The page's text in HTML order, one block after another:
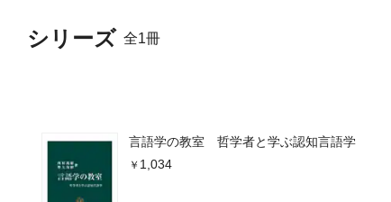
シリーズ 全1冊
言語学の教室 哲学者と学ぶ認知言語学
1,034